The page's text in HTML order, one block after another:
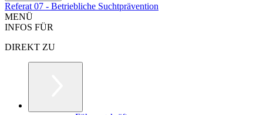
Referat 07 - Betriebliche Suchtprävention
MENÜ
INFOS FÜR
DIREKT ZU